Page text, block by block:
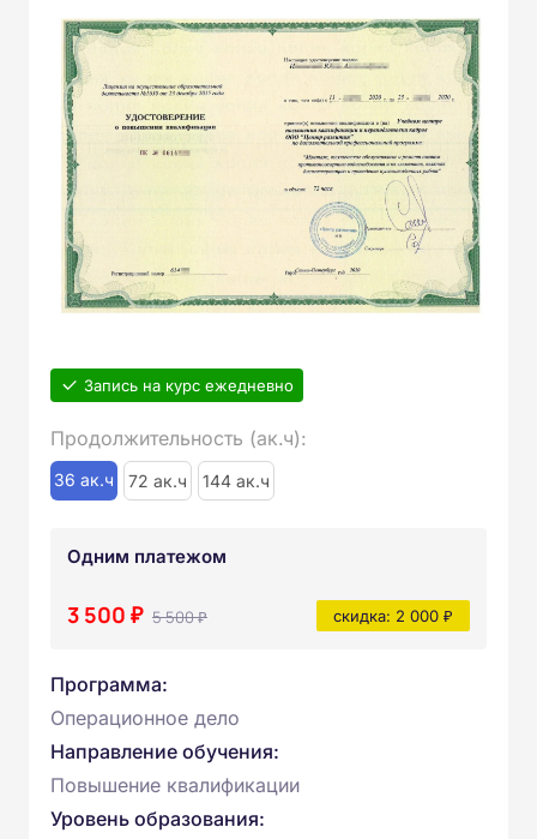
Запись на курс ежедневно
Продолжительность (ак.ч):
36 ак.ч 72 ак.ч 144 ак.ч
Одним платежом
3 500 ₽ 5 500 ₽ скидка: 2 000 ₽
Программа:
Операционное дело
Направление обучения:
Повышение квалификации
Уровень образования: